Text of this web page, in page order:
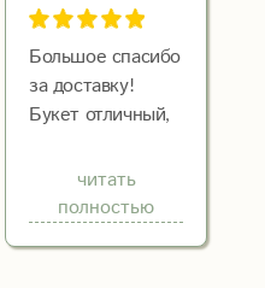
Большое спасибо
за доставку!
Букет отличный,
доставили)
Получателю
очень
читать
полностью